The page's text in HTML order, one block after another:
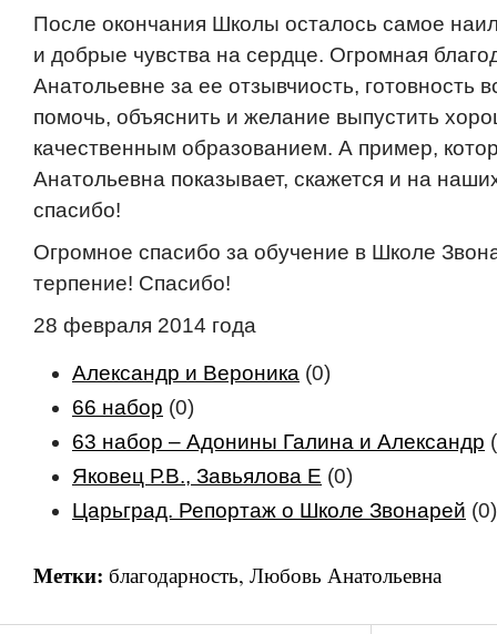
После окончания Школы осталось самое
и добрые чувства на сердце. Огромная
Анатольевне за ее отзывчиость, готовность
помочь, объяснить и желание выпустить
качественным образованием. А пример,
Анатольевна показывает, скажется и на
спасибо!
Огромное спасибо за обучение в Школе
терпение! Спасибо!
28 февраля 2014 года
Александр и Вероника (0)
66 набор (0)
63 набор – Адонины Галина и Александр
Яковец Р.В., Завьялова Е (0)
Царьград. Репортаж о Школе Звонарей (0)
Метки: благодарность, Любовь Анатольевна